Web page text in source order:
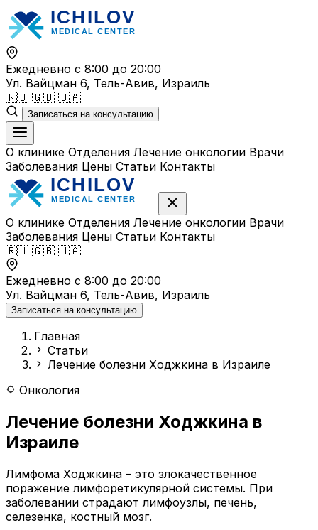
Перейти
к
содержимому
Ежедневно с 8:00 до 20:00
Ул. Вайцман 6, Тель-Авив, Израиль
🇷🇺 🇬🇧 🇺🇦
Записаться на консультацию
О клинике Отделения Лечение онкологии Врачи
Заболевания Цены Статьи Контакты
О клинике Отделения Лечение онкологии Врачи
Заболевания Цены Статьи Контакты
🇷🇺 🇬🇧 🇺🇦
Ежедневно с 8:00 до 20:00
Ул. Вайцман 6, Тель-Авив, Израиль
Записаться на консультацию
Главная
Статьи
Лечение болезни Ходжкина в Израиле
Онкология
Лечение болезни Ходжкина в
Израиле
Лимфома Ходжкина – это злокачественное
поражение лимфоретикулярной системы. При
заболевании страдают лимфоузлы, печень,
селезенка, костный мозг.